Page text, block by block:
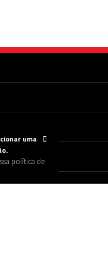
uma
política de